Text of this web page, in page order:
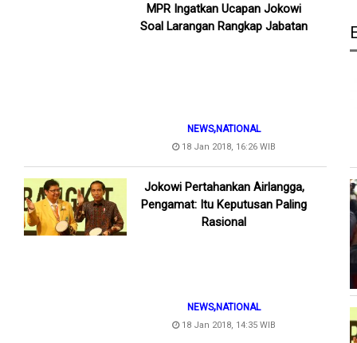
MPR Ingatkan Ucapan Jokowi
Soal Larangan Rangkap Jabatan
NEWS,NATIONAL
18 Jan 2018, 16:26 WIB
Jokowi Pertahankan Airlangga,
Pengamat: Itu Keputusan Paling
Rasional
NEWS,NATIONAL
18 Jan 2018, 14:35 WIB